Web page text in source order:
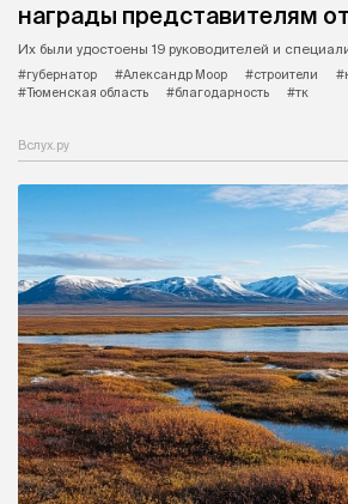
награды представителям
Их были удостоены 19 руководителей и
#губернатор
#Александр Моор #строители
#Тюменская область
#благодарность #тк
Вслух.ру